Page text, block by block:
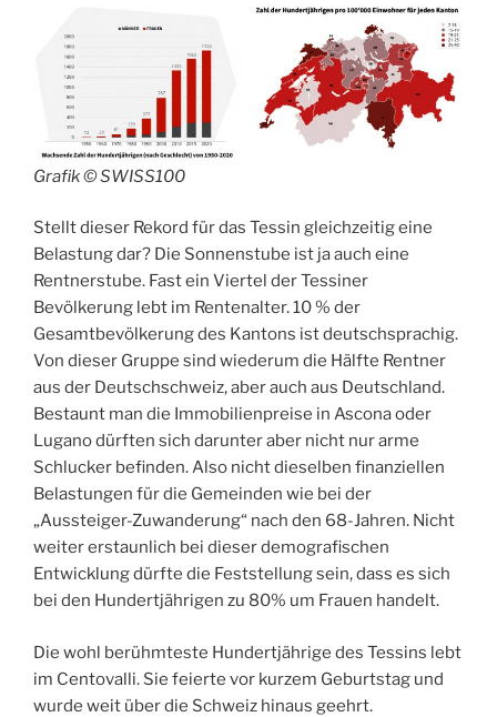
Grafik © SWISS100
Stellt dieser Rekord für das Tessin gleichzeitig eine
Belastung dar? Die Sonnenstube ist ja auch eine
Rentnerstube. Fast ein Viertel der Tessiner
Bevölkerung lebt im Rentenalter. 10 % der
Gesamtbevölkerung des Kantons ist deutschsprachig.
Von dieser Gruppe sind wiederum die Hälfte Rentner
aus der Deutschschweiz, aber auch aus Deutschland.
Bestaunt man die Immobilienpreise in Ascona oder
Lugano dürften sich darunter aber nicht nur arme
Schlucker befinden. Also nicht dieselben finanziellen
Belastungen für die Gemeinden wie bei der
„Aussteiger-Zuwanderung“ nach den 68-Jahren. Nicht
weiter erstaunlich bei dieser demografischen
Entwicklung dürfte die Feststellung sein, dass es sich
bei den Hundertjährigen zu 80% um Frauen handelt.
Die wohl berühmteste Hundertjährige des Tessins lebt
im Centovalli. Sie feierte vor kurzem Geburtstag und
wurde weit über die Schweiz hinaus geehrt.